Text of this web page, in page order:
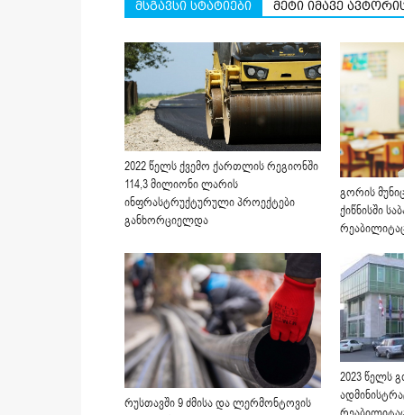
მსგავსი სტატიები მეტი იმავე
2022 წელს ქვემო ქართლის რეგიონში
114,3 მილიონი ლარის
ინფრასტრუქტურული პროექტები
განხორციელდა
გორის
ქიწნისში
რუსთავში 9 ძმისა და ლერმონტოვის
2023 წელს